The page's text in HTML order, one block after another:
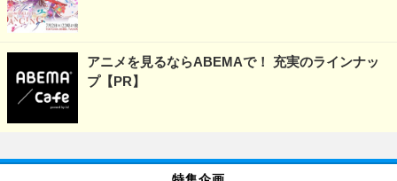
アニメを見るならABEMAで！ 充実のラインナッ
プ【PR】